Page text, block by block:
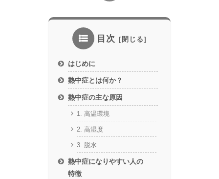
目次
はじめに
熱中症とは何か？
熱中症の主な原因
1. 高温環境
2. 高湿度
3. 脱水
熱中症になりやすい人の
特徴